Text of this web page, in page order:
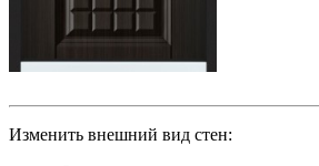
Изменить внешний вид стен: